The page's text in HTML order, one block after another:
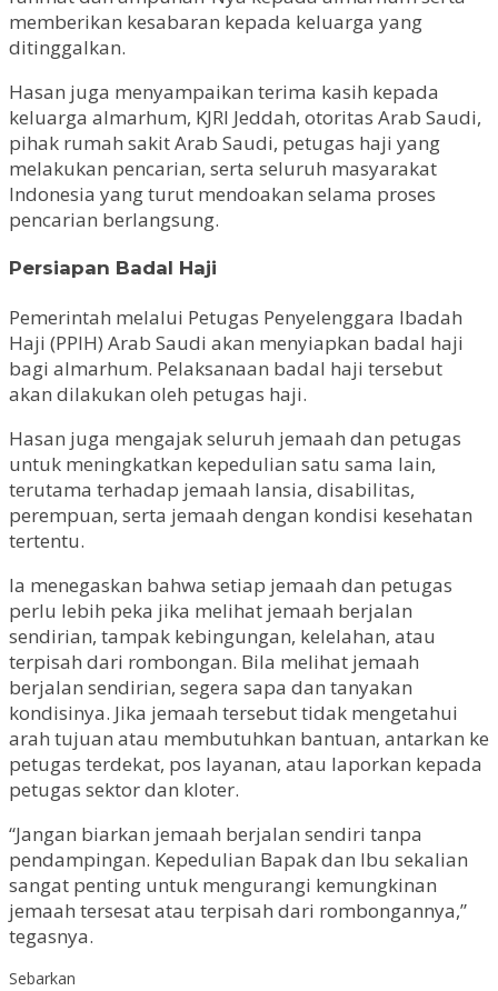
memberikan kesabaran kepada keluarga yang
ditinggalkan.
Hasan juga menyampaikan terima kasih kepada
keluarga almarhum, KJRI Jeddah, otoritas Arab Saudi,
pihak rumah sakit Arab Saudi, petugas haji yang
melakukan pencarian, serta seluruh masyarakat
Indonesia yang turut mendoakan selama proses
pencarian berlangsung.
Persiapan Badal Haji
Pemerintah melalui Petugas Penyelenggara Ibadah
Haji (PPIH) Arab Saudi akan menyiapkan badal haji
bagi almarhum. Pelaksanaan badal haji tersebut
akan dilakukan oleh petugas haji.
Hasan juga mengajak seluruh jemaah dan petugas
untuk meningkatkan kepedulian satu sama lain,
terutama terhadap jemaah lansia, disabilitas,
perempuan, serta jemaah dengan kondisi kesehatan
tertentu.
Ia menegaskan bahwa setiap jemaah dan petugas
perlu lebih peka jika melihat jemaah berjalan
sendirian, tampak kebingungan, kelelahan, atau
terpisah dari rombongan. Bila melihat jemaah
berjalan sendirian, segera sapa dan tanyakan
kondisinya. Jika jemaah tersebut tidak mengetahui
arah tujuan atau membutuhkan bantuan, antarkan ke
petugas terdekat, pos layanan, atau laporkan kepada
petugas sektor dan kloter.
“Jangan biarkan jemaah berjalan sendiri tanpa
pendampingan. Kepedulian Bapak dan Ibu sekalian
sangat penting untuk mengurangi kemungkinan
jemaah tersesat atau terpisah dari rombongannya,”
tegasnya.
Sebarkan